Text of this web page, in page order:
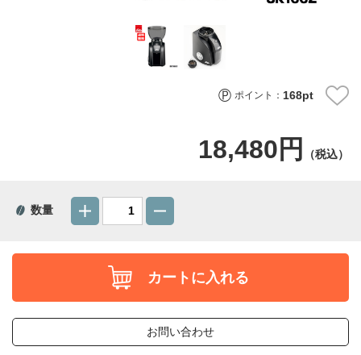
ポイント： 168pt
18,480円 （税込）
数量
カートに入れる
お問い合わせ